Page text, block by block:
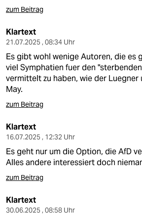
zum Beitrag
Klartext
21.07.2025 , 08:34 Uhr
Es gibt wohl wenige Autoren, die es
viel Symphatien fuer den
vermittelt zu haben, wie der Luegner
May.
zum Beitrag
Klartext
16.07.2025 , 12:32 Uhr
Es geht nur um die Option, die AfD
Alles andere interessiert doch
zum Beitrag
Klartext
30.06.2025 , 08:58 Uhr